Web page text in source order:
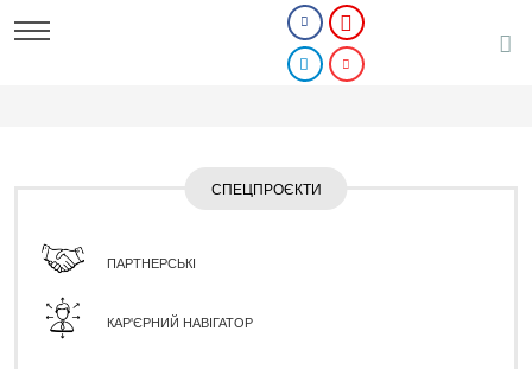
СПЕЦПРОЄКТИ
ПАРТНЕРСЬКІ
КАР'ЄРНИЙ НАВІГАТОР